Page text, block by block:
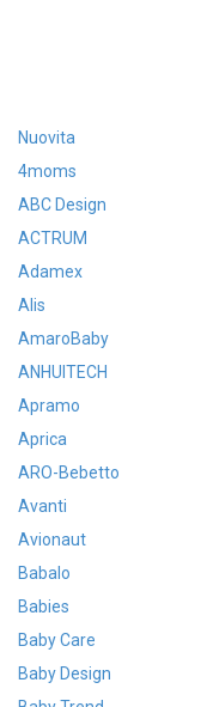
Nuovita
4moms
ABC Design
ACTRUM
Adamex
Alis
AmaroBaby
ANHUITECH
Apramo
Aprica
ARO-Bebetto
Avanti
Avionaut
Babalo
Babies
Baby Care
Baby Design